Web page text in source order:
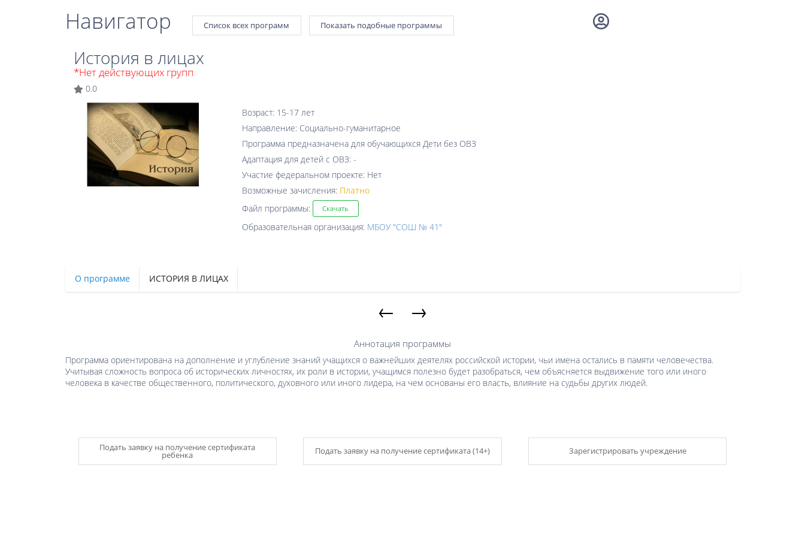
Навигатор Список всех программ Показать подобные программы
История в лицах
*Нет действующих групп
0.0
Возраст: 15-17 лет
Направление: Социально-гуманитарное
Программа предназначена для обучающихся Дети без ОВЗ
Адаптация для детей с ОВЗ: -
Участие федеральном проекте: Нет
Возможные зачисления: Платно
Файл программы:
Скачать
Образовательная организация: МБОУ "СОШ № 41"
О программе ИСТОРИЯ В ЛИЦАХ
← →
Аннотация программы
Программа ориентирована на дополнение и углубление знаний учащихся о важнейших деятелях российской истории, чьи имена остались в памяти человечества.
Учитывая сложность вопроса об исторических личностях, их роли в истории, учащимся полезно будет разобраться, чем объясняется выдвижение того или иного
человека в качестве общественного, политического, духовного или иного лидера, на чем основаны его власть, влияние на судьбы других людей.
Подать заявку на получение сертификата
ребенка Подать заявку на получение сертификата (14+) Зарегистрировать учреждение